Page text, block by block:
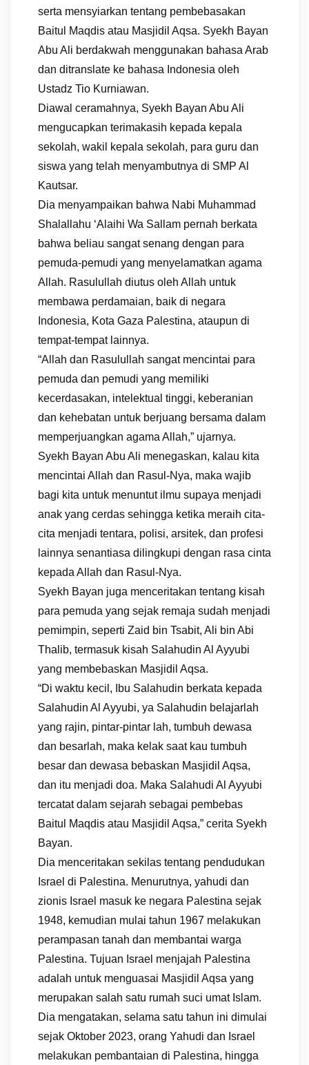
serta mensyiarkan tentang pembebasakan
Baitul Maqdis atau Masjidil Aqsa. Syekh Bayan
Abu Ali berdakwah menggunakan bahasa Arab
dan ditranslate ke bahasa Indonesia oleh
Ustadz Tio Kurniawan.
Diawal ceramahnya, Syekh Bayan Abu Ali
mengucapkan terimakasih kepada kepala
sekolah, wakil kepala sekolah, para guru dan
siswa yang telah menyambutnya di SMP Al
Kautsar.
Dia menyampaikan bahwa Nabi Muhammad
Shalallahu ‘Alaihi Wa Sallam pernah berkata
bahwa beliau sangat senang dengan para
pemuda-pemudi yang menyelamatkan agama
Allah. Rasulullah diutus oleh Allah untuk
membawa perdamaian, baik di negara
Indonesia, Kota Gaza Palestina, ataupun di
tempat-tempat lainnya.
“Allah dan Rasulullah sangat mencintai para
pemuda dan pemudi yang memiliki
kecerdasakan, intelektual tinggi, keberanian
dan kehebatan untuk berjuang bersama dalam
memperjuangkan agama Allah,” ujarnya.
Syekh Bayan Abu Ali menegaskan, kalau kita
mencintai Allah dan Rasul-Nya, maka wajib
bagi kita untuk menuntut ilmu supaya menjadi
anak yang cerdas sehingga ketika meraih cita-
cita menjadi tentara, polisi, arsitek, dan profesi
lainnya senantiasa dilingkupi dengan rasa cinta
kepada Allah dan Rasul-Nya.
Syekh Bayan juga menceritakan tentang kisah
para pemuda yang sejak remaja sudah menjadi
pemimpin, seperti Zaid bin Tsabit, Ali bin Abi
Thalib, termasuk kisah Salahudin Al Ayyubi
yang membebaskan Masjidil Aqsa.
“Di waktu kecil, Ibu Salahudin berkata kepada
Salahudin Al Ayyubi, ya Salahudin belajarlah
yang rajin, pintar-pintar lah, tumbuh dewasa
dan besarlah, maka kelak saat kau tumbuh
besar dan dewasa bebaskan Masjidil Aqsa,
dan itu menjadi doa. Maka Salahudi Al Ayyubi
tercatat dalam sejarah sebagai pembebas
Baitul Maqdis atau Masjidil Aqsa,” cerita Syekh
Bayan.
Dia menceritakan sekilas tentang pendudukan
Israel di Palestina. Menurutnya, yahudi dan
zionis Israel masuk ke negara Palestina sejak
1948, kemudian mulai tahun 1967 melakukan
perampasan tanah dan membantai warga
Palestina. Tujuan Israel menjajah Palestina
adalah untuk menguasai Masjidil Aqsa yang
merupakan salah satu rumah suci umat Islam.
Dia mengatakan, selama satu tahun ini dimulai
sejak Oktober 2023, orang Yahudi dan Israel
melakukan pembantaian di Palestina, hingga